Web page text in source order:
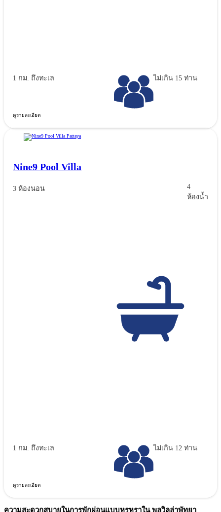
1 กม. ถึงทะเล ไม่เกิน 15 ท่าน
ดูรายละเอียด
Nine9 Pool Villa
3 ห้องนอน
4
ห้องน้ำ
1 กม. ถึงทะเล ไม่เกิน 12 ท่าน
ดูรายละเอียด
ความสะดวกสบายในการพักผ่อนแบบหรูหราใน พูลวิลล่าพัทยา